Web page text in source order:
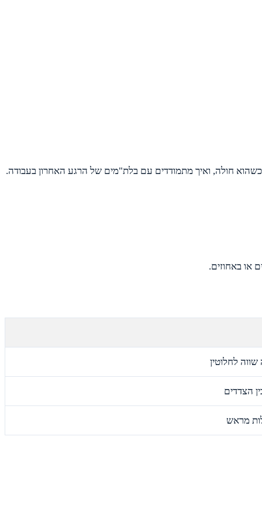
חולה, ואיך מתמודדים עם בלת"מים של הרגע האחרון בעבודה.
או באחוזים.
לחלוטין
הצדדים
מראש